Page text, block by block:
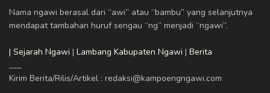
Nama ngawi berasal dari “awi” atau “bambu” yang selanjutnya
mendapat tambahan huruf sengau “ng” menjadi “ngawi”.
| Sejarah Ngawi | Lambang Kabupaten Ngawi | Berita
Kirim Berita/Rilis/Artikel : redaksi@kampoengngawi.com